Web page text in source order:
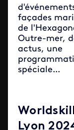
façades
de
Outre-mer,
actus, une
spéciale...
Lyon